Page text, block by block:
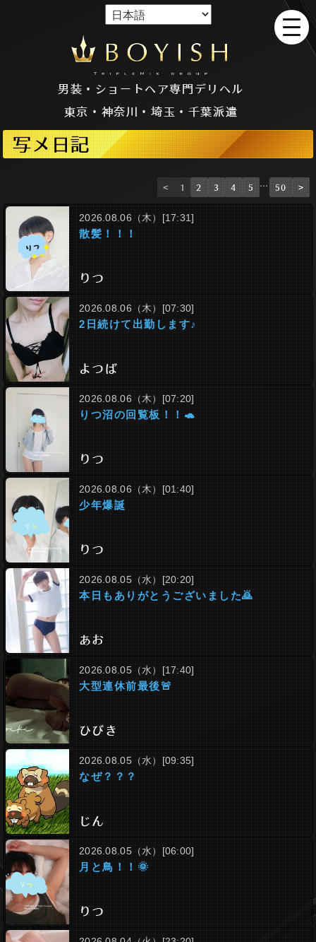
男装・ショートヘア専門デリヘル
東京・神奈川・埼玉・千葉派遣
写メ日記
< 1 2 3 4 5 … 50 >
2026.08.06（木）[17:31]
散髪！！！
りつ
2026.08.06（木）[07:30]
2日続けて出勤します♪
よつば
2026.08.06（木）[07:20]
りつ沼の回覧板！！🐢
りつ
2026.08.06（木）[01:40]
少年爆誕
りつ
2026.08.05（水）[20:20]
本日もありがとうございました🙇
あお
2026.08.05（水）[17:40]
大型連休前最後🚨
ひびき
2026.08.05（水）[09:35]
なぜ？？？
じん
2026.08.05（水）[06:00]
月と鳥！！🌞
りつ